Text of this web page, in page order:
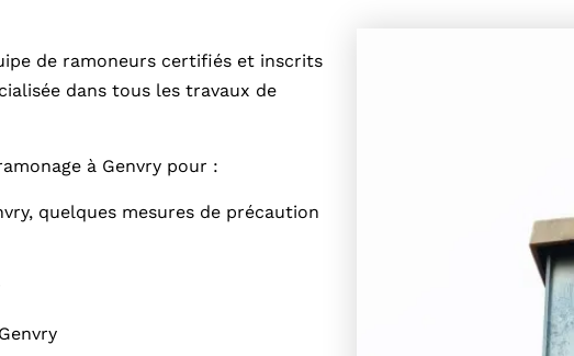
de ramoneurs certifiés et inscrits
dans tous les travaux de
à Genvry pour :
quelques mesures de précaution